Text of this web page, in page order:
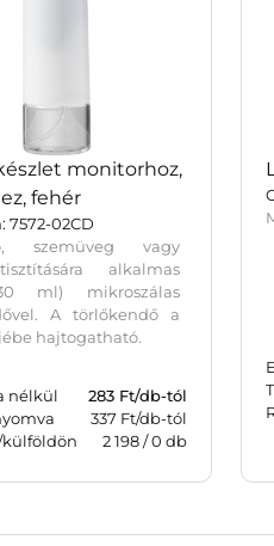
monitorhoz,
fehér
7572-02CD
szemüveg vagy
alkalmas
ml) mikroszálas
A törlőkendő a
hajtogatható.
nélkül 283Ft/db-tól
337 Ft/db-tól
külföldön
2 198/0 db